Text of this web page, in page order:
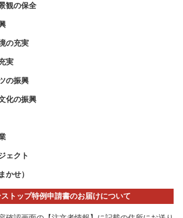
観の保全
の充実
実
の振興
化の振興
ェクト
かせ）
トップ特例申請書のお届けについて